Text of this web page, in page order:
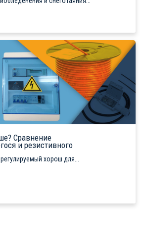
Сравнение
и резистивного
хорош для...